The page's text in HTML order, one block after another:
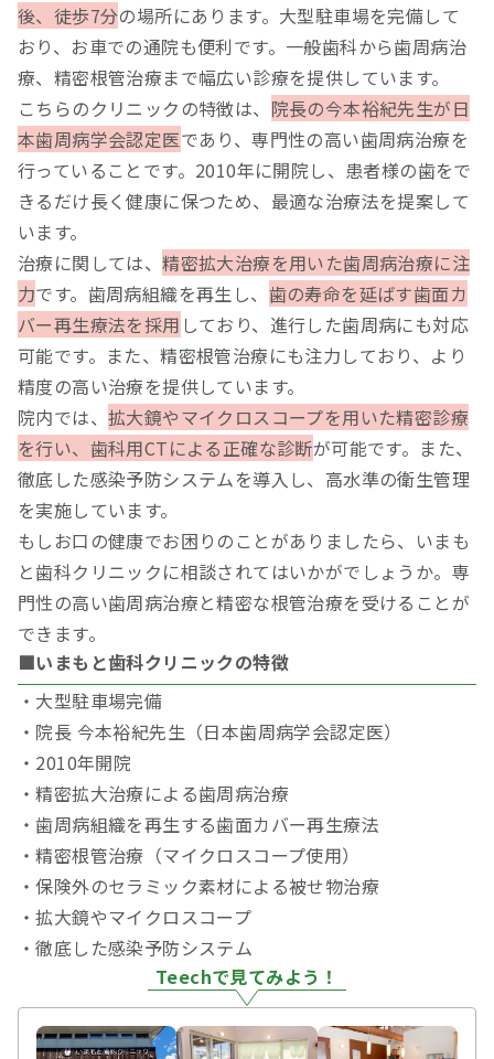
後、徒歩7分の場所にあります。大型駐車場を完備して
おり、お車での通院も便利です。一般歯科から歯周病治
療、精密根管治療まで幅広い診療を提供しています。
こちらのクリニックの特徴は、 院長の今本裕紀先生が日
本歯周病学会認定医であり、専門性の高い歯周病治療を
行っていることです。2010年に開院し、患者様の歯をで
きるだけ長く健康に保つため、最適な治療法を提案して
います。
治療に関しては、精密拡大治療を用いた歯周病治療に注
力です。歯周病組織を再生し、 歯の寿命を延ばす歯面カ
バー再生療法を採用 しており、進行した歯周病にも対応
可能です。また、精密根管治療にも注力しており、より
精度の高い治療を提供しています。
院内では、 拡大鏡やマイクロスコープを用いた精密診療
を行い、歯科用CTによる正確な診断が可能です。また、
徹底した感染予防システムを導入し、高水準の衛生管理
を実施しています。
もしお口の健康でお困りのことがありましたら、いまも
と歯科クリニックに相談されてはいかがでしょうか。専
門性の高い歯周病治療と精密な根管治療を受けることが
できます。
■いまもと歯科クリニックの特徴
・大型駐車場完備
・院長 今本裕紀先生（日本歯周病学会認定医）
・2010年開院
・精密拡大治療による歯周病治療
・歯周病組織を再生する歯面カバー再生療法
・精密根管治療（マイクロスコープ使用）
・保険外のセラミック素材による被せ物治療
・拡大鏡やマイクロスコープ
・徹底した感染予防システム
Teechで見てみよう！